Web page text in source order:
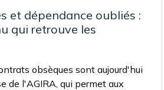
et dépendance oubliés :
qui retrouve les
obsèques sont aujourd'hui
de l'AGIRA, qui permet aux